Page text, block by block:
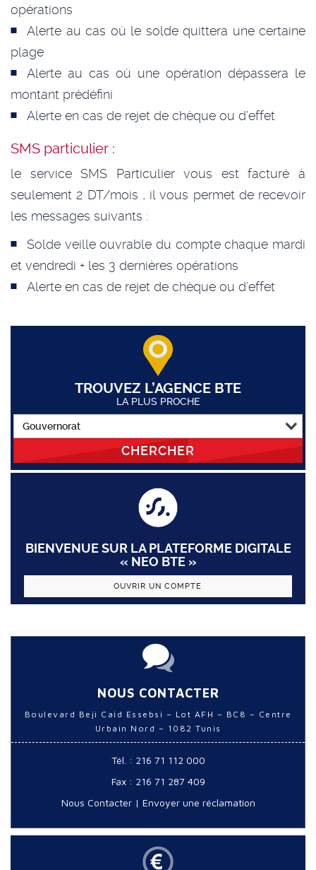
opérations
Alerte au cas où le solde quittera une certaine
plage
Alerte au cas où une opération dépassera le
montant prédéfini
Alerte en cas de rejet de chèque ou d’effet
SMS particulier :
le service SMS Particulier vous est facturé à
seulement 2 DT/mois , il vous permet de recevoir
les messages suivants :
Solde veille ouvrable du compte chaque mardi
et vendredi + les 3 dernières opérations
Alerte en cas de rejet de chèque ou d’effet
TROUVEZ L’AGENCE BTE
LA PLUS PROCHE
CHERCHER
BIENVENUE SUR LA PLATEFORME DIGITALE
« NEO BTE »
OUVRIR UN COMPTE
NOUS CONTACTER
Boulevard Beji Caid Essebsi – Lot AFH – BC8 – Centre
Urbain Nord – 1082 Tunis
Tél. : 216 71 112 000
Fax : 216 71 287 409
Nous Contacter| Envoyer une réclamation